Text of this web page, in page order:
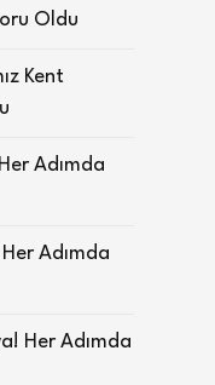
Oldu
Kent
Adımda
Adımda
Her Adımda